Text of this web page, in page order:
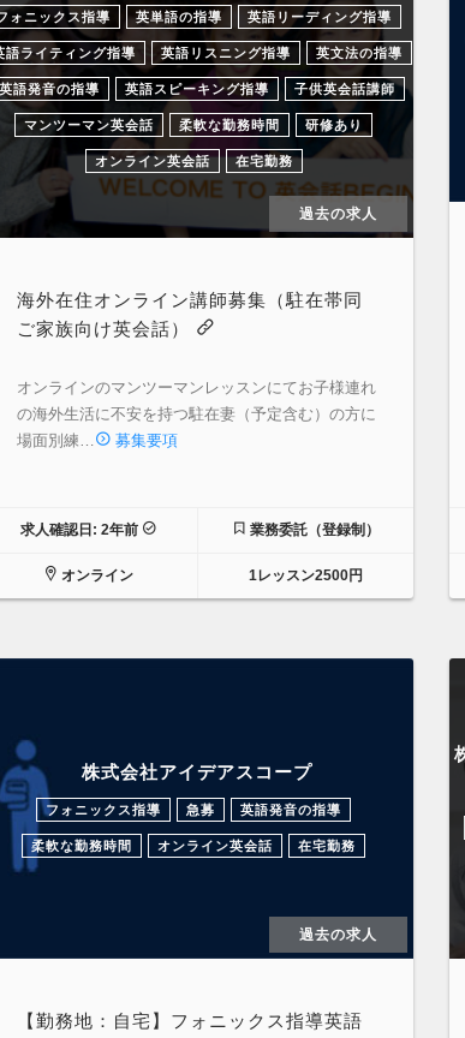
ォニックス指導 英単語の指導 英語リーディング指導
語ライティング指導 英語リスニング指導 英文法の指導
語発音の指導 英語スピーキング指導 子供英会話講師
マンツーマン英会話 柔軟な勤務時間 研修あり
オンライン英会話 在宅勤務
過去の求人
海外在住オンライン講師募集（駐在帯同
ご家族向け英会話）
オンラインのマンツーマンレッスンにてお子様連れ
の海外生活に不安を持つ駐在妻（予定含む）の方に
場面別練…
募集要項
求人確認日: 2年前 業務委託（登録制）
オンライン 1レッスン2500円
株式会社アイデアスコープ
フォニックス指導 急募 英語発音の指導
柔軟な勤務時間 オンライン英会話 在宅勤務
過去の求人
【勤務地：自宅】フォニックス指導英語